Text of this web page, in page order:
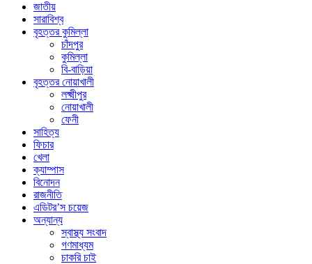
জাতীয়
সারাবিশ্ব
বৃহত্তর কুমিল্লা
চাঁদপুর
কুমিল্লা
বি-বাড়িয়া
বৃহত্তর নোয়াখালী
লক্ষ্মীপুর
নোয়াখালী
ফেনী
সাহিত্য
ফিচার
খেলা
ক্যাম্পাস
বিনোদন
রাজনীতি
এডিটর’স চয়েজ
অন্যান্য
স্বাস্থ্য সংবাদ
গণমাধ্যম
চাকরি চাই